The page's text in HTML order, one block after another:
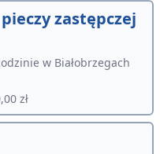
zastępczej
w Białobrzegach
zł